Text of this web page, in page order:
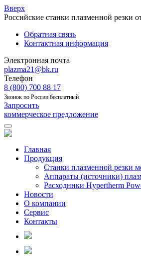
Вверх
Российские станки плазменной резки
Обратная связь
Контактная информация
Электронная почта
plazma21@bk.ru
Телефон
8 (800) 700 88 17
Звонок по России бесплатный
Запросить
коммерческое предложение
Главная
Продукция
Станки плазменной резки
Аппараты (источники)
Расходники Hypertherm
Новости
О компании
Сервис
Контакты